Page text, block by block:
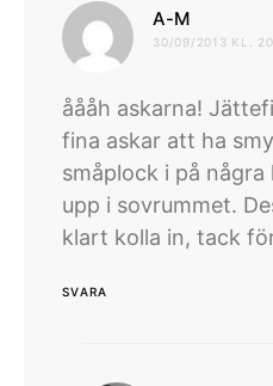
A-Mskriver:
30/09/2013 KL.
åååh askarna!
fina askar att ha
småplock i på
upp i sovrummet.
klart kolla in, tack
SVARA